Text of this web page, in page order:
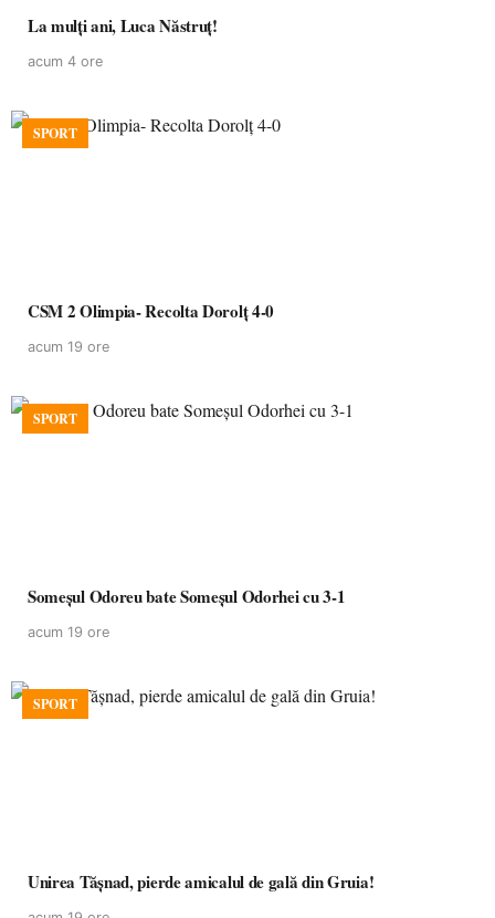
La mulţi ani, Luca Năstruţ!
acum 4 ore
SPORT
CSM 2 Olimpia- Recolta Dorolț 4-0
acum 19 ore
SPORT
Someșul Odoreu bate Someșul Odorhei cu 3-1
acum 19 ore
SPORT
Unirea Tășnad, pierde amicalul de gală din Gruia!